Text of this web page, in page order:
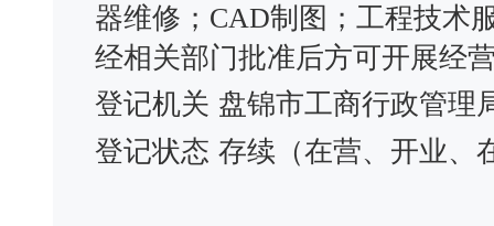
器维修；CAD制图；工程技术
经相关部门批准后方可开展经
登记机关 盘锦市工商行政管理
登记状态 存续（在营、开业、